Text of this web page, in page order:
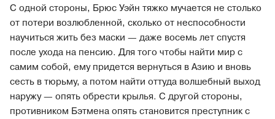
С одной стороны, Брюс Уэйн тяжко мучается не столько
от потери возлюбленной, сколько от неспособности
научиться жить без маски — даже восемь лет спустя
после ухода на пенсию. Для того чтобы найти мир с
самим собой, ему придется вернуться в Азию и вновь
сесть в тюрьму, а потом найти оттуда волшебный выход
наружу — опять обрести крылья. С другой стороны,
противником Бэтмена опять становится преступник с